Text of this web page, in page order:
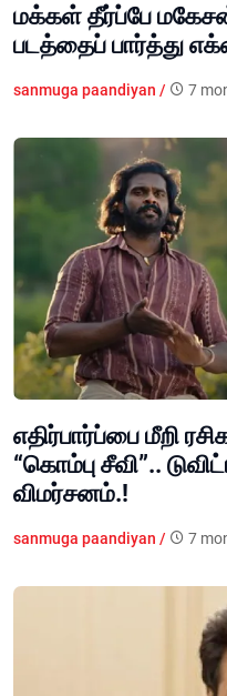
மக்கள் தீர்ப்பே
படத்தைப் பார்த்து
sanmuga paandiyan / 7
எதிர்பார்ப்பை மீறி
“கொம்பு சீவி”..
விமர்சனம்.!
sanmuga paandiyan / 7